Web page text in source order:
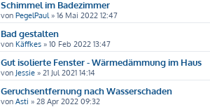
Schimmel im Badezimmer
von PegelPaul» 16 Mai 2022 12:47
Bad gestalten
von Käffkes » 10 Feb 2022 13:47
Gut isolierte Fenster - Wärmedämmung im Haus
von Jessie » 21 Jul 2021 14:14
Geruchsentfernung nach Wasserschaden
von Asti » 28 Apr 2022 09:32